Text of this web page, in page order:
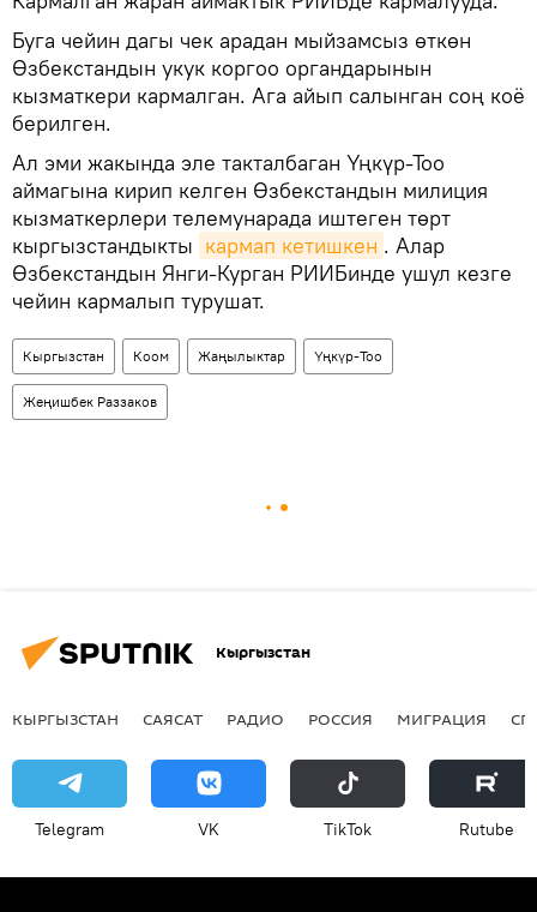
Буга чейин дагы чек арадан мыйзамсыз өткөн
Өзбекстандын укук коргоо органдарынын
кызматкери кармалган. Ага айып салынган соң коё
берилген.
Ал эми жакында эле такталбаган Үңкүр-Тоо
аймагына кирип келген Өзбекстандын милиция
кызматкерлери телемунарада иштеген төрт
кыргызстандыкты кармап кетишкен . Алар
Өзбекстандын Янги-Курган РИИБинде ушул кезге
чейин кармалып турушат.
Кыргызстан Коом Жаңылыктар Үңкүр-Тоо
Жеңишбек Раззаков
Кыргызстан
КЫРГЫЗСТАН САЯСАТ РАДИО РОССИЯ МИГРАЦИЯ
Telegram VK ТikТоk Rutube